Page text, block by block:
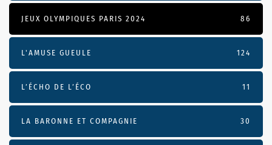
JEUX OLYMPIQUES PARIS 2024 86
L'AMUSE GUEULE 124
L’ÉCHO DE L’ÉCO 11
LA BARONNE ET COMPAGNIE 30